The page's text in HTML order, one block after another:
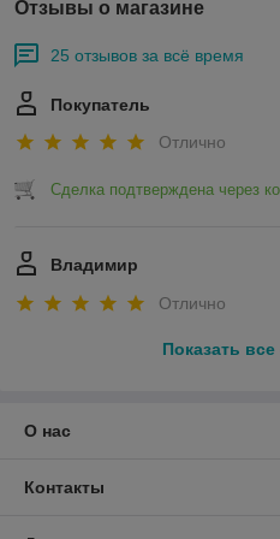
является её стойкость.
сломается ручка, которой
гравировки!"
принта на ручках. Нанесение
слоями в любом сочетании
Пластиковые ручки или
цветная печать на любых
Металлические ручки–
специализированные или
Отзывы о магазине
25 отзывов за всё время
Покупатель
Отлично
Сделка подтверждена через
Владимир
Отлично
Показать
О нас
Контакты